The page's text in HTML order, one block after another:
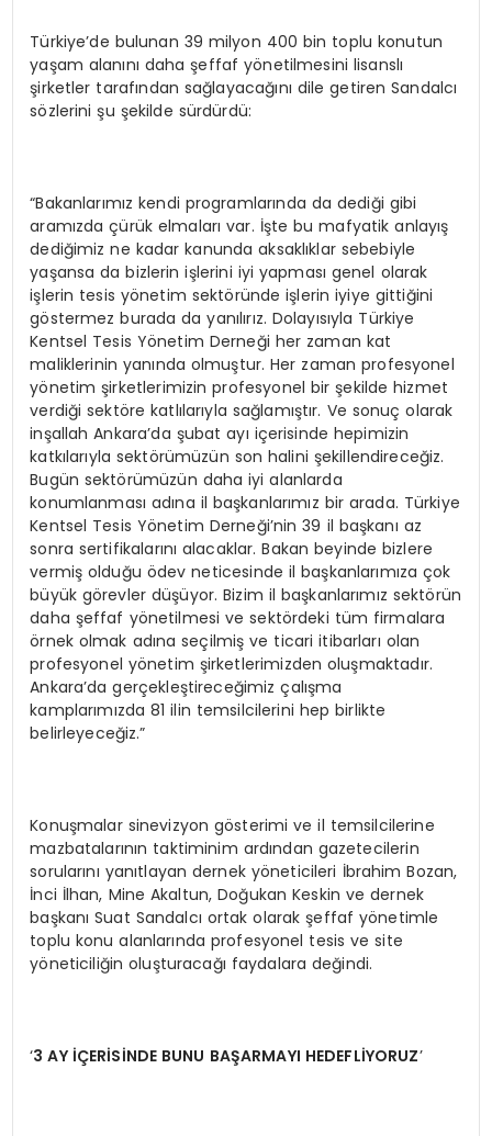
Türkiye’de bulunan 39 milyon 400 bin toplu konutun
yaşam alanını daha şeffaf yönetilmesini lisanslı
şirketler tarafından sağlayacağını dile getiren Sandalcı
sözlerini şu şekilde sürdürdü:
“Bakanlarımız kendi programlarında da dediği gibi
aramızda çürük elmaları var. İşte bu mafyatik anlayış
dediğimiz ne kadar kanunda aksaklıklar sebebiyle
yaşansa da bizlerin işlerini iyi yapması genel olarak
işlerin tesis yönetim sektöründe işlerin iyiye gittiğini
göstermez burada da yanılırız. Dolayısıyla Türkiye
Kentsel Tesis Yönetim Derneği her zaman kat
maliklerinin yanında olmuştur. Her zaman profesyonel
yönetim şirketlerimizin profesyonel bir şekilde hizmet
verdiği sektöre katlılarıyla sağlamıştır. Ve sonuç olarak
inşallah Ankara’da şubat ayı içerisinde hepimizin
katkılarıyla sektörümüzün son halini şekillendireceğiz.
Bugün sektörümüzün daha iyi alanlarda
konumlanması adına il başkanlarımız bir arada. Türkiye
Kentsel Tesis Yönetim Derneği’nin 39 il başkanı az
sonra sertifikalarını alacaklar. Bakan beyinde bizlere
vermiş olduğu ödev neticesinde il başkanlarımıza çok
büyük görevler düşüyor. Bizim il başkanlarımız sektörün
daha şeffaf yönetilmesi ve sektördeki tüm firmalara
örnek olmak adına seçilmiş ve ticari itibarları olan
profesyonel yönetim şirketlerimizden oluşmaktadır.
Ankara’da gerçekleştireceğimiz çalışma
kamplarımızda 81 ilin temsilcilerini hep birlikte
belirleyeceğiz.”
Konuşmalar sinevizyon gösterimi ve il temsilcilerine
mazbatalarının taktiminim ardından gazetecilerin
sorularını yanıtlayan dernek yöneticileri İbrahim Bozan,
İnci İlhan, Mine Akaltun, Doğukan Keskin ve dernek
başkanı Suat Sandalcı ortak olarak şeffaf yönetimle
toplu konu alanlarında profesyonel tesis ve site
yöneticiliğin oluşturacağı faydalara değindi.
‘3 AY İÇERİSİNDE BUNU BAŞARMAYI HEDEFLİYORUZ’